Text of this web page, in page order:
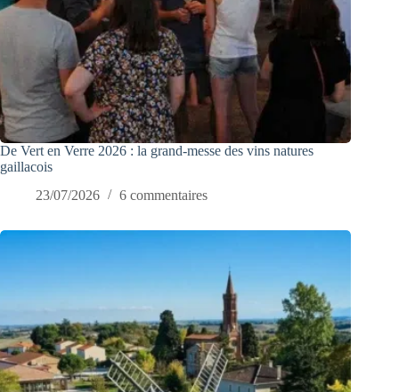
De Vert en Verre 2026 : la grand-messe des vins natures
gaillacois
23/07/2026
6 commentaires